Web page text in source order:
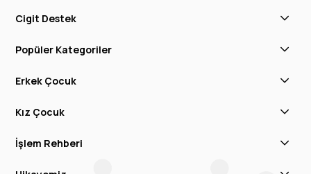
Cigit Destek
Popüler Kategoriler
Erkek Çocuk
Kız Çocuk
İşlem Rehberi